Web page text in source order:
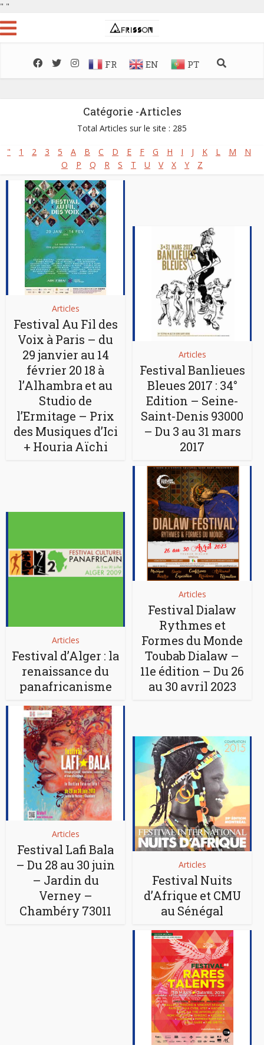
" "
FR EN PT
Catégorie -Articles
Total Articles sur le site : 285
" 1 2 3 5 A B C D E F G H I J K L M
N
O
P Q R S T U V X Y Z
Articles
Festival Au Fil des
Voix à Paris – du
29 janvier au 14
février 20 18 à
l’Alhambra et au
Studio de
l’Ermitage – Prix
des Musiques d’Ici
+ Houria Aïchi
Articles
Festival Banlieues
Bleues 2017 : 34°
Edition – Seine-
Saint-Denis 93000
– Du 3 au 31 mars
2017
Articles
Festival d’Alger : la
renaissance du
panafricanisme
Articles
Festival Dialaw
Rythmes et
Formes du Monde
Toubab Dialaw –
11e édition – Du 26
au 30 avril 2023
Articles
Festival Lafi Bala
– Du 28 au 30 juin
– Jardin du
Verney –
Chambéry 73011
Articles
Festival Nuits
d’Afrique et CMU
au Sénégal